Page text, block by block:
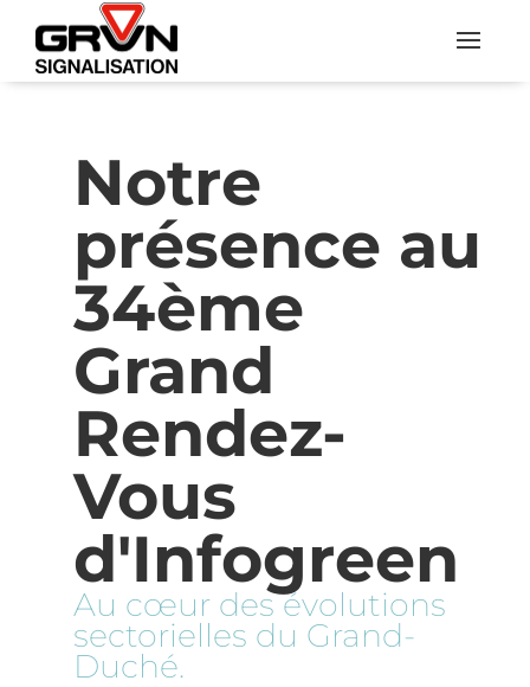
Notre
présence au
34ème
Grand
Rendez-
Vous
d'Infogreen
Au cœur des évolutions
sectorielles du Grand-
Duché.